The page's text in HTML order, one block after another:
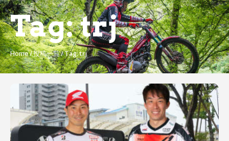
Tag: trj
Home 投稿一覧 Tag: trj
MSP Motosports
Promotion TOP